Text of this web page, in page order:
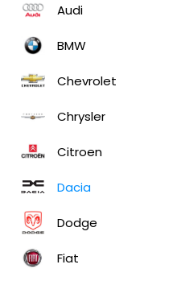
Audi
BMW
Chevrolet
Chrysler
Citroen
Dacia
Dodge
Fiat